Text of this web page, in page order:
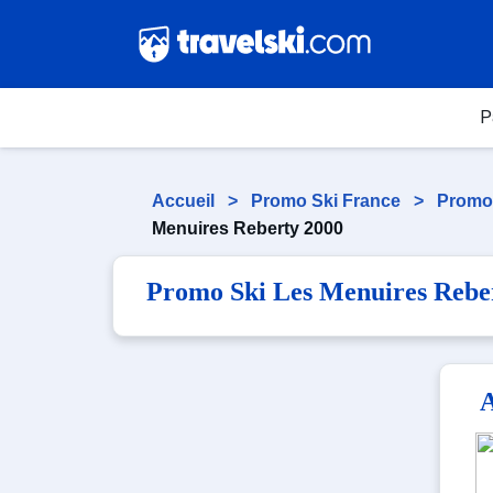
Accueil > Promo Ski France >
Menuires Reberty 2000
Promo Ski Les Menuires